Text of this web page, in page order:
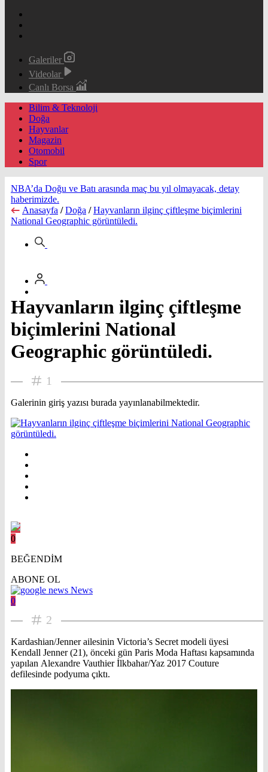
Galeriler
Videolar
Canlı Borsa
Bilim & Teknoloji
Doğa
Hayvanlar
Magazin
Otomobil
Spor
NBA’da Doğu ve Batı arasında maç bu yıl olmayacak, detay
haberimizde.
Anasayfa / Doğa / Hayvanların ilginç çiftleşme biçimlerini
National Geographic görüntüledi.
Hayvanların ilginç çiftleşme
biçimlerini National
Geographic görüntüledi.
1
Galerinin giriş yazısı burada yayınlanabilmektedir.
0
BEĞENDİM
ABONE OL
News
0
2
Kardashian/Jenner ailesinin Victoria’s Secret modeli üyesi
Kendall Jenner (21), önceki gün Paris Moda Haftası kapsamında
yapılan Alexandre Vauthier İlkbahar/Yaz 2017 Couture
defilesinde podyuma çıktı.